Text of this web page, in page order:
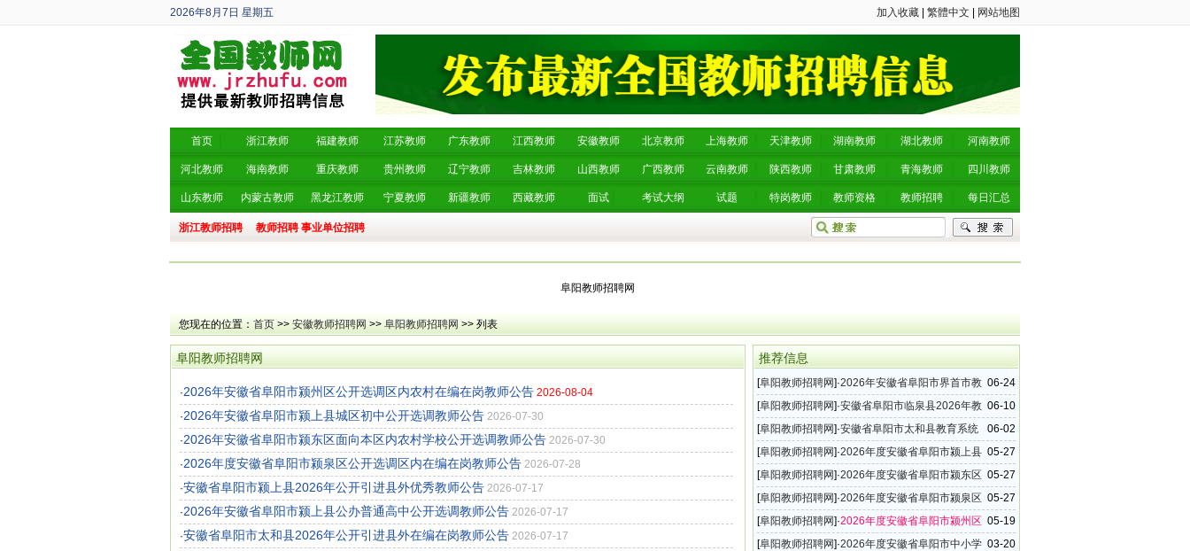
2026年8月7日 星期五
丙午年 六月廿五
加入收藏 繁體中文 网站地图
首页 浙江教师 福建教师 江苏教师 广东教师 江西教师 安徽教师 北京教师 上海教师 天津教师 湖南教师 湖北教师 河南教师
河北教师 海南教师 重庆教师 贵州教师 辽宁教师 吉林教师 山西教师 广西教师 云南教师 陕西教师 甘肃教师 青海教师 四川教师
山东教师 内蒙古教师 黑龙江教师 宁夏教师 新疆教师 西藏教师 面试 考试大纲 试题 特岗教师 教师资格 教师招聘 每日汇总
浙江教师招聘 教师招聘 事业单位招聘
阜阳教师招聘网
您现在的位置： 首页 >> 安徽教师招聘网 >> 阜阳教师招聘网 >> 列表
阜阳教师招聘网
·2026年安徽省阜阳市颍州区公开选调区内农村在编在岗教师公告 2026-08-04
·2026年安徽省阜阳市颍上县城区初中公开选调教师公告 2026-07-30
·2026年安徽省阜阳市颍东区面向本区内农村学校公开选调教师公告 2026-07-30
·2026年度安徽省阜阳市颍泉区公开选调区内在编在岗教师公告 2026-07-28
·安徽省阜阳市颍上县2026年公开引进县外优秀教师公告 2026-07-17
·2026年安徽省阜阳市颍上县公办普通高中公开选调教师公告 2026-07-17
·安徽省阜阳市太和县2026年公开引进县外在编在岗教师公告 2026-07-17
推荐信息
06-24
[阜阳教师招聘网]·2026年安徽省阜阳市界首市教
育系统教师招聘14名公告
06-10
[阜阳教师招聘网]·安徽省阜阳市临泉县2026年教
育系统教师招聘32名公告
06-02
[阜阳教师招聘网]·安徽省阜阳市太和县教育系统
2026年教师招聘30名公告
05-27
[阜阳教师招聘网]·2026年度安徽省阜阳市颍上县
公办普通高中教师招聘20名公告
05-27
[阜阳教师招聘网]·2026年度安徽省阜阳市颍东区
教师招聘45名公告
05-27
[阜阳教师招聘网]·2026年度安徽省阜阳市颍泉区
教师招聘47名公告
05-19
[阜阳教师招聘网]·2026年度安徽省阜阳市颍州区
教育系统教师招聘110名公告
03-20
[阜阳教师招聘网]·2026年度安徽省阜阳市中小学